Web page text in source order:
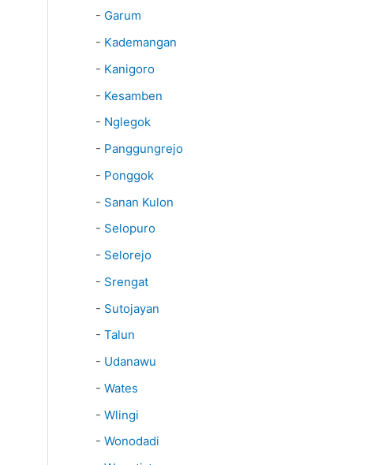
- Garum
- Kademangan
- Kanigoro
- Kesamben
- Nglegok
- Panggungrejo
- Ponggok
- Sanan Kulon
- Selopuro
- Selorejo
- Srengat
- Sutojayan
- Talun
- Udanawu
- Wates
- Wlingi
- Wonodadi